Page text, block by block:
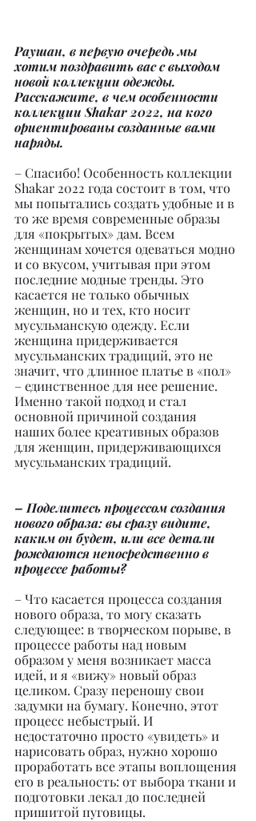
Раушан, в первую очередь мы
хотим поздравить вас с выходом
новой коллекции одежды.
Расскажите, в чем особенности
коллекции Shakar 2022, на кого
ориентированы созданные вами
наряды.
– Спасибо! Особенность коллекции
Shakar 2022 года состоит в том, что
мы попытались создать удобные и в
то же время современные образы
для «покрытых» дам. Всем
женщинам хочется одеваться модно
и со вкусом, учитывая при этом
последние модные тренды. Это
касается не только обычных
женщин, но и тех, кто носит
мусульманскую одежду. Если
женщина придерживается
мусульманских традиций, это не
значит, что длинное платье в «пол»
– единственное для нее решение.
Именно такой подход и стал
основной причиной создания
наших более креативных образов
для женщин, придерживающихся
мусульманских традиций.
– Поделитесь процессом создания
нового образа: вы сразу видите,
каким он будет, или все детали
рождаются непосредственно в
процессе работы?
– Что касается процесса создания
нового образа, то могу сказать
следующее: в творческом порыве, в
процессе работы над новым
образом у меня возникает масса
идей, и я «вижу» новый образ
целиком. Сразу переношу свои
задумки на бумагу. Конечно, этот
процесс небыстрый. И
недостаточно просто «увидеть» и
нарисовать образ, нужно хорошо
проработать все этапы воплощения
его в реальность: от выбора ткани и
подготовки лекал до последней
пришитой пуговицы.